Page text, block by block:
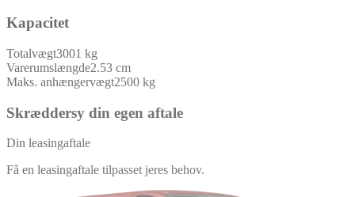
Kapacitet
Totalvægt3001 kg
Varerumslængde2.53 cm
Maks. anhængervægt2500 kg
Skræddersy din egen aftale
Din leasingaftale
Få en leasingaftale tilpasset jeres behov.